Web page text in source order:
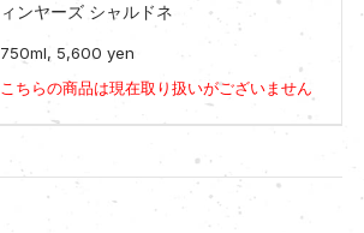
ィンヤーズ シャルドネ
750ml, 5,600 yen
こちらの商品は現在取り扱いがございません